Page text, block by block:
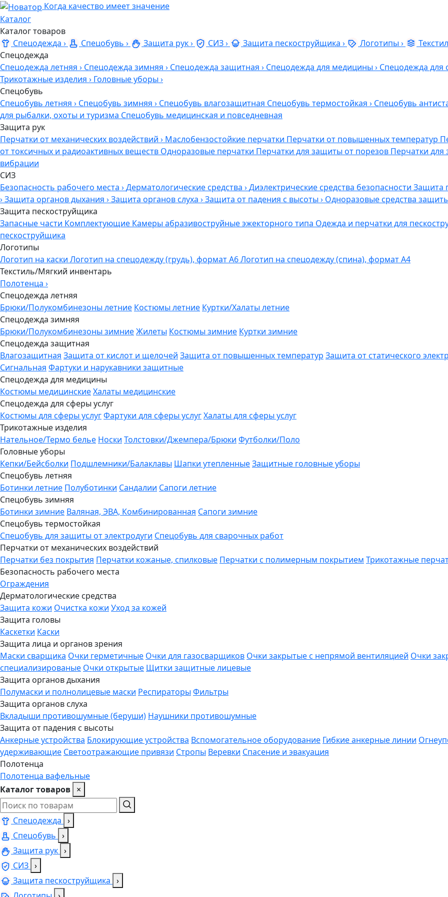
Когда качество имеет значение
Каталог
Каталог товаров
Спецодежда › Спецобувь › Защита рук› СИЗ› Защита пескоструйщика › Логотипы ›
Спецодежда
Спецодежда летняя › Спецодежда зимняя › Спецодежда защитная › Спецодежда для медицины › Спецодежда для
Трикотажные изделия › Головные уборы ›
Спецобувь
Спецобувь летняя › Спецобувь зимняя › Спецобувь влагозащитная Спецобувь термостойкая › Спецобувь
для рыбалки, охоты и туризма Спецобувь медицинская и повседневная
Защита рук
Перчатки от механических воздействий › Маслобензостойкие перчатки Перчатки от повышенных температур
от токсичных и радиоактивных веществ Одноразовые перчатки Перчатки для защиты от порезов Перчатки для
вибрации
СИЗ
Безопасность рабочего места ›Дерматологические средства ›Диэлектрические средства безопасности Защита
›Защита органов дыхания ›Защита органов слуха ›Защита от падения с высоты › Одноразовые средства
Защита пескоструйщика
Запасные части Комплектующие Камеры абразивоструйные эжекторного типа Одежда и перчатки для
пескоструйщика
Логотипы
Логотип на каски Логотип на спецодежду (грудь), формат А6Логотип на спецодежду (спина), формат А4
Текстиль/Мягкий инвентарь
Полотенца ›
Спецодежда летняя
Брюки/Полукомбинезоны летние Костюмы летние Куртки/Халаты летние
Спецодежда зимняя
Брюки/Полукомбинезоны зимниеЖилеты Костюмы зимние Куртки зимние
Спецодежда защитная
Влагозащитная Защита от кислот и щелочей Защита от повышенных температур Защита от статического
Сигнальная Фартуки и нарукавники защитные
Спецодежда для медицины
Костюмы медицинскиеХалаты медицинские
Спецодежда для сферы услуг
Костюмы для сферы услугФартуки для сферы услугХалаты для сферы услуг
Трикотажные изделия
Нательное/Термо белье Носки Толстовки/Джемпера/Брюки Футболки/Поло
Головные уборы
Кепки/Бейсболки Подшлемники/Балаклавы Шапки утепленныеЗащитные головные уборы
Спецобувь летняя
Ботинки летние Полуботинки Сандалии Сапоги летние
Спецобувь зимняя
Ботинки зимние Валяная, ЭВА, Комбинированная Сапоги зимние
Спецобувь термостойкая
Спецобувь для защиты от электродуги Спецобувь для сварочных работ
Перчатки от механических воздействий
Перчатки без покрытия Перчатки кожаные, спилковые Перчатки с полимерным покрытием Трикотажные
Безопасность рабочего места
Ограждения
Дерматологические средства
Защита кожи Очистка кожи Уход за кожей
Защита головы
Каскетки Каски
Защита лица и органов зрения
Маски сварщика Очки герметичные Очки для газосварщиков Очки закрытые с непрямой вентиляцией Очки
специализированые Очки открытые Щитки защитные лицевые
Защита органов дыхания
Полумаски и полнолицевые маски Респираторы Фильтры
Защита органов слуха
Вкладыши противошумные (беруши) Наушники противошумные
Защита от падения с высоты
Анкерные устройства Блокирующие устройства Вспомогательное оборудование Гибкие анкерные линии
удерживающие Светоотражающие привязи Стропы Веревки Спасение и эвакуация
Полотенца
Полотенца вафельные
Каталог товаров ×
Спецодежда ›
Спецобувь ›
Защита рук ›
СИЗ ›
Защита пескоструйщика ›